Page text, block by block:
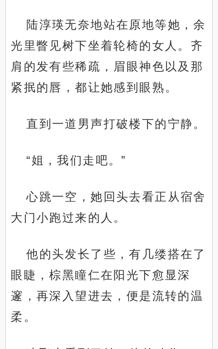
陆淳瑛无奈地站在原地等她，余
光里瞥见树下坐着轮椅的女人。齐
肩的发有些稀疏，眉眼神色以及那
紧抿的唇，都让她感到眼熟。
直到一道男声打破楼下的宁静。
“姐，我们走吧。”
心跳一空，她回头去看正从宿舍
大门小跑过来的人。
他的头发长了些，有几缕搭在了
眼睫，棕黑瞳仁在阳光下愈显深
邃，再深入望进去，便是流转的温
柔。